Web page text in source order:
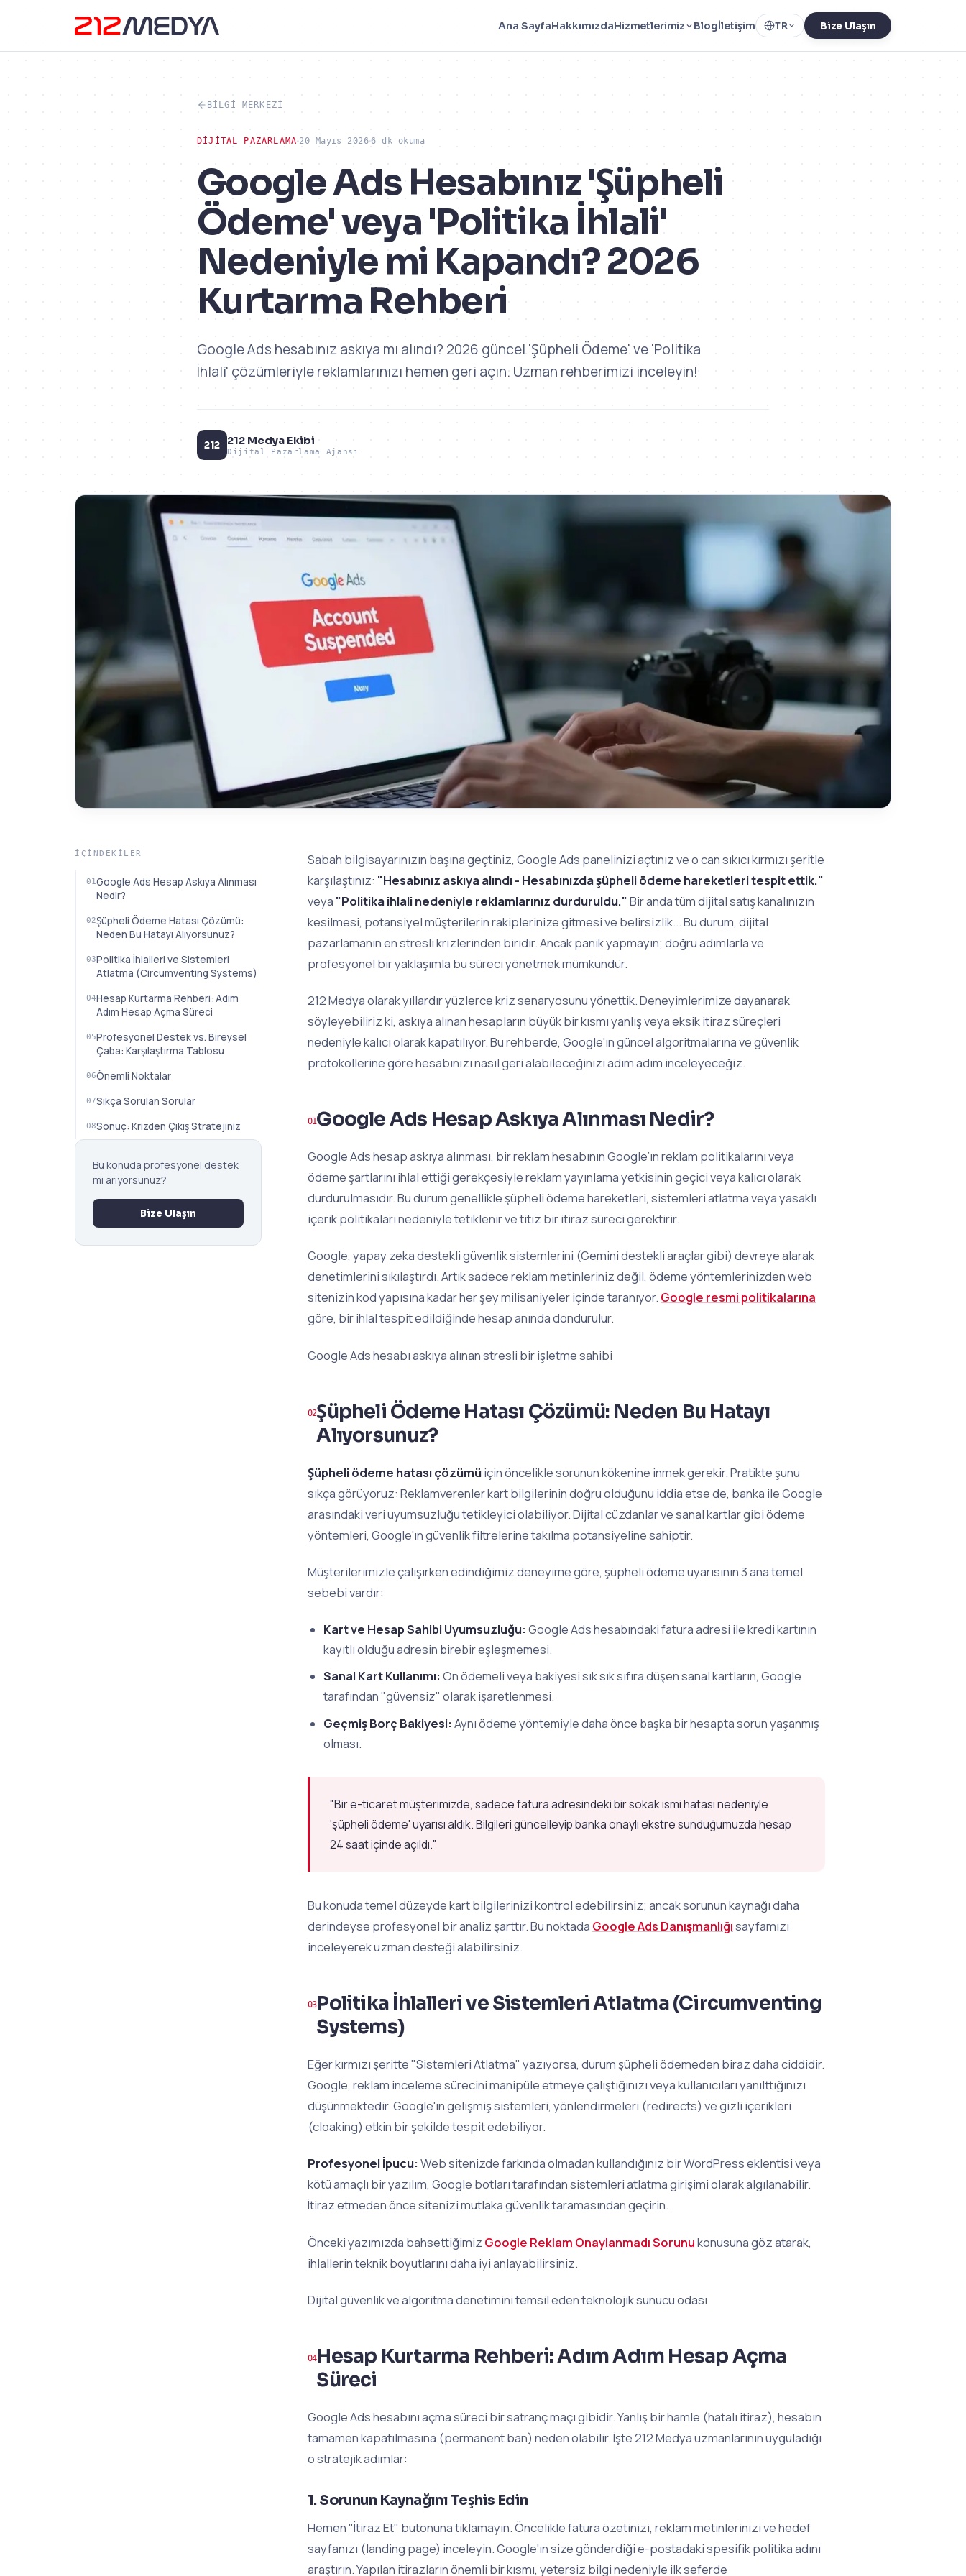
Ana SayfaHakkımızdaHizmetlerimiz Blogİletişim TR Bize Ulaşın
BILGI MERKEZI
DIJITAL PAZARLAMA 20 Mayıs 2026 6 dk okuma
Google Ads Hesabınız 'Şüpheli
Ödeme' veya 'Politika İhlali'
Nedeniyle mi Kapandı? 2026
Kurtarma Rehberi
Google Ads hesabınız askıya mı alındı? 2026 güncel 'Şüpheli Ödeme' ve 'Politika
İhlali' çözümleriyle reklamlarınızı hemen geri açın. Uzman rehberimizi inceleyin!
212 212 Medya Ekibi
Dijital Pazarlama Ajansı
İÇINDEKILER
Google Ads Hesap Askıya Alınması
Nedir?
Şüpheli Ödeme Hatası Çözümü:
Neden Bu Hatayı Alıyorsunuz?
Politika İhlalleri ve Sistemleri
Atlatma (Circumventing Systems)
Hesap Kurtarma Rehberi: Adım
Adım Hesap Açma Süreci
Profesyonel Destek vs. Bireysel
Çaba: Karşılaştırma Tablosu
Önemli Noktalar
Sıkça Sorulan Sorular
Sonuç: Krizden Çıkış Stratejiniz
Bu konuda profesyonel destek
mi arıyorsunuz?
Bize Ulaşın
Sabah bilgisayarınızın başına geçtiniz, Google Ads panelinizi açtınız ve o can sıkıcı kırmızı şeritle
karşılaştınız: "Hesabınız askıya alındı - Hesabınızda şüpheli ödeme hareketleri tespit ettik."
veya "Politika ihlali nedeniyle reklamlarınız durduruldu."Bir anda tüm dijital satış kanalınızın
kesilmesi, potansiyel müşterilerin rakiplerinize gitmesi ve belirsizlik... Bu durum, dijital
pazarlamanın en stresli krizlerinden biridir. Ancak panik yapmayın; doğru adımlarla ve
profesyonel bir yaklaşımla bu süreci yönetmek mümkündür.
212 Medya olarak yıllardır yüzlerce kriz senaryosunu yönettik. Deneyimlerimize dayanarak
söyleyebiliriz ki, askıya alınan hesapların büyük bir kısmı yanlış veya eksik itiraz süreçleri
nedeniyle kalıcı olarak kapatılıyor. Bu rehberde, Google'ın güncel algoritmalarına ve güvenlik
protokollerine göre hesabınızı nasıl geri alabileceğinizi adım adım inceleyeceğiz.
Google Ads Hesap Askıya Alınması Nedir?
Google Ads hesap askıya alınması, bir reklam hesabının Google’ın reklam politikalarını veya
ödeme şartlarını ihlal ettiği gerekçesiyle reklam yayınlama yetkisinin geçici veya kalıcı olarak
durdurulmasıdır. Bu durum genellikle şüpheli ödeme hareketleri, sistemleri atlatma veya yasaklı
içerik politikaları nedeniyle tetiklenir ve titiz bir itiraz süreci gerektirir.
Google, yapay zeka destekli güvenlik sistemlerini (Gemini destekli araçlar gibi) devreye alarak
denetimlerini sıkılaştırdı. Artık sadece reklam metinleriniz değil, ödeme yöntemlerinizden web
sitenizin kod yapısına kadar her şey milisaniyeler içinde taranıyor. Google resmi politikalarına
göre, bir ihlal tespit edildiğinde hesap anında dondurulur.
Google Ads hesabı askıya alınan stresli bir işletme sahibi
Şüpheli Ödeme Hatası Çözümü: Neden Bu Hatayı
Alıyorsunuz?
Şüpheli ödeme hatası çözümüiçin öncelikle sorunun kökenine inmek gerekir. Pratikte şunu
sıkça görüyoruz: Reklamverenler kart bilgilerinin doğru olduğunu iddia etse de, banka ile Google
arasındaki veri uyumsuzluğu tetikleyici olabiliyor. Dijital cüzdanlar ve sanal kartlar gibi ödeme
yöntemleri, Google'ın güvenlik filtrelerine takılma potansiyeline sahiptir.
Müşterilerimizle çalışırken edindiğimiz deneyime göre, şüpheli ödeme uyarısının 3 ana temel
sebebi vardır:
Kart ve Hesap Sahibi Uyumsuzluğu: Google Ads hesabındaki fatura adresi ile kredi kartının
kayıtlı olduğu adresin birebir eşleşmemesi.
Sanal Kart Kullanımı: Ön ödemeli veya bakiyesi sık sık sıfıra düşen sanal kartların, Google
tarafından "güvensiz" olarak işaretlenmesi.
Geçmiş Borç Bakiyesi: Aynı ödeme yöntemiyle daha önce başka bir hesapta sorun yaşanmış
olması.
"Bir e-ticaret müşterimizde, sadece fatura adresindeki bir sokak ismi hatası nedeniyle
'şüpheli ödeme' uyarısı aldık. Bilgileri güncelleyip banka onaylı ekstre sunduğumuzda hesap
24 saat içinde açıldı."
Bu konuda temel düzeyde kart bilgilerinizi kontrol edebilirsiniz; ancak sorunun kaynağı daha
derindeyse profesyonel bir analiz şarttır. Bu noktada Google Ads Danışmanlığısayfamızı
inceleyerek uzman desteği alabilirsiniz.
Politika İhlalleri ve Sistemleri Atlatma (Circumventing
Systems)
Eğer kırmızı şeritte "Sistemleri Atlatma" yazıyorsa, durum şüpheli ödemeden biraz daha ciddidir.
Google, reklam inceleme sürecini manipüle etmeye çalıştığınızı veya kullanıcıları yanılttığınızı
düşünmektedir. Google'ın gelişmiş sistemleri, yönlendirmeleri (redirects) ve gizli içerikleri
(cloaking) etkin bir şekilde tespit edebiliyor.
Profesyonel İpucu:Web sitenizde farkında olmadan kullandığınız bir WordPress eklentisi veya
kötü amaçlı bir yazılım, Google botları tarafından sistemleri atlatma girişimi olarak algılanabilir.
İtiraz etmeden önce sitenizi mutlaka güvenlik taramasından geçirin.
Önceki yazımızda bahsettiğimiz Google Reklam Onaylanmadı Sorunukonusuna göz atarak,
ihlallerin teknik boyutlarını daha iyi anlayabilirsiniz.
Dijital güvenlik ve algoritma denetimini temsil eden teknolojik sunucu odası
Hesap Kurtarma Rehberi: Adım Adım Hesap Açma
Süreci
Google Ads hesabını açma süreci bir satranç maçı gibidir. Yanlış bir hamle (hatalı itiraz), hesabın
tamamen kapatılmasına (permanent ban) neden olabilir. İşte 212 Medya uzmanlarının uyguladığı
o stratejik adımlar:
1. Sorunun Kaynağını Teşhis Edin
Hemen "İtiraz Et" butonuna tıklamayın. Öncelikle fatura özetinizi, reklam metinlerinizi ve hedef
sayfanızı (landing page) inceleyin. Google'ın size gönderdiği e-postadaki spesifik politika adını
araştırın. Yapılan itirazların önemli bir kısmı, yetersiz bilgi nedeniyle ilk seferde